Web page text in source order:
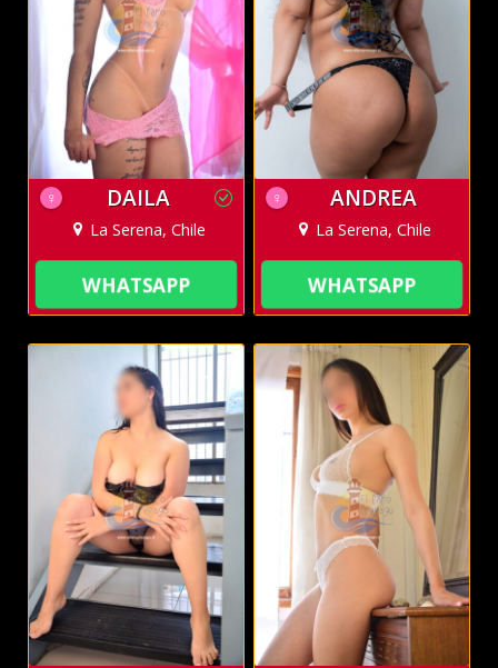
♀ DAILA
La Serena, Chile
WHATSAPP
♀ ANDREA
La Serena, Chile
WHATSAPP